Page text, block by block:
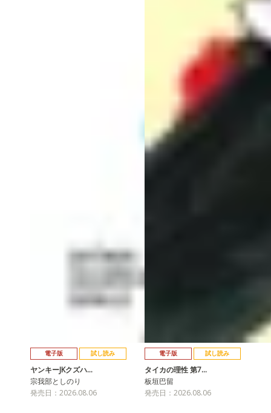
電子版 試し読み
ヤンキーJKクズハ…
宗我部としのり
発売日：2026.08.06
電子版 試し読み
タイカの理性 第7…
板垣巴留
発売日：2026.08.06